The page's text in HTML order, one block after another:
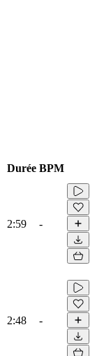
Durée BPM
2:59 -
2:48 -